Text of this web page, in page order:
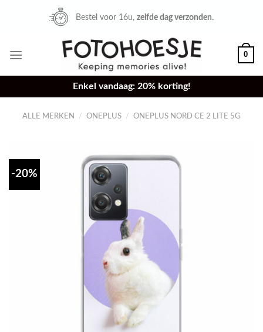
Bestel voor 16u, zelfde dag verzonden.
0
Enkel vandaag: 20% korting!
ALLE MERKEN / ONEPLUS / ONEPLUS NORD CE 2 LITE 5G
-20%